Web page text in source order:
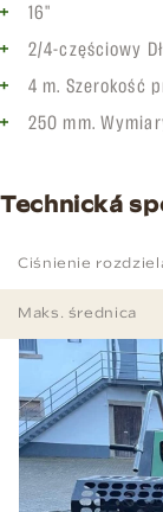
16"
2/4-częściowy
4 m. Szerokość
250 mm.
Technická
Ciśnienie
Maks. średnica